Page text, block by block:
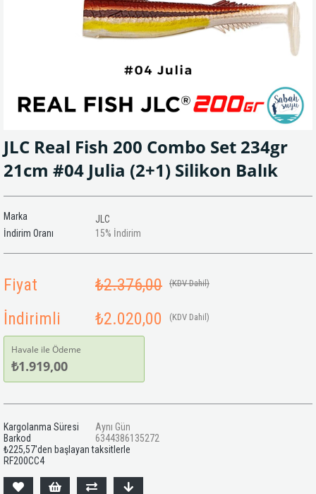
JLC Real Fish 200 Combo Set 234gr
21cm #04 Julia (2+1) Silikon Balık
Marka
JLC
İndirim Oranı
%
15 İndirim
Fiyat ₺2.376,00 (KDV Dahil)
İndirimli ₺2.020,00 (KDV Dahil)
Havale ile Ödeme
₺1.919,00
Kargolanma Süresi
Aynı Gün
Barkod
6344386135272
₺225,57'den başlayan taksitlerle
RF200CC4